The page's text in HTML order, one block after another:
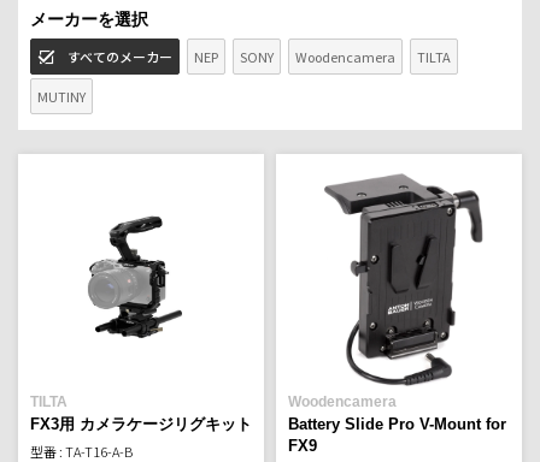
メーカーを選択
すべてのメーカー
NEP SONY Woodencamera TILTA
MUTINY
TILTA
FX3用 カメラケージリグキット
型番 : TA-T16-A-B
Woodencamera
Battery Slide Pro V-Mount for
FX9